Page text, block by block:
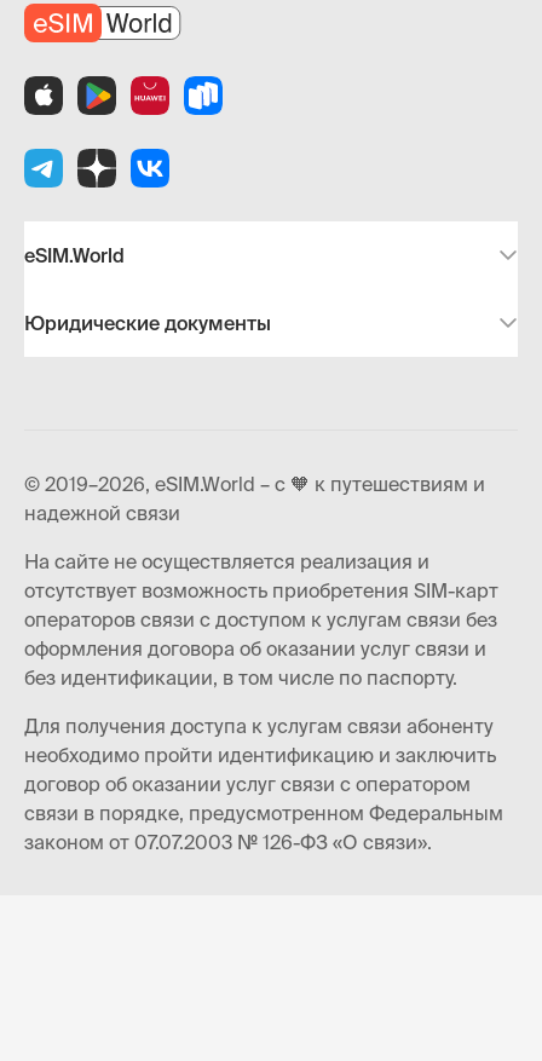
eSIM.World
Юридические документы
© 2019–2026, eSIM.World – с 🧡 к путешествиям и
надежной связи
На сайте не осуществляется реализация и
отсутствует возможность приобретения SIM-карт
операторов связи с доступом к услугам связи без
оформления договора об оказании услуг связи и
без идентификации, в том числе по паспорту.
Для получения доступа к услугам связи абоненту
необходимо пройти идентификацию и заключить
договор об оказании услуг связи с оператором
связи в порядке, предусмотренном Федеральным
законом от 07.07.2003 № 126-ФЗ «О связи».